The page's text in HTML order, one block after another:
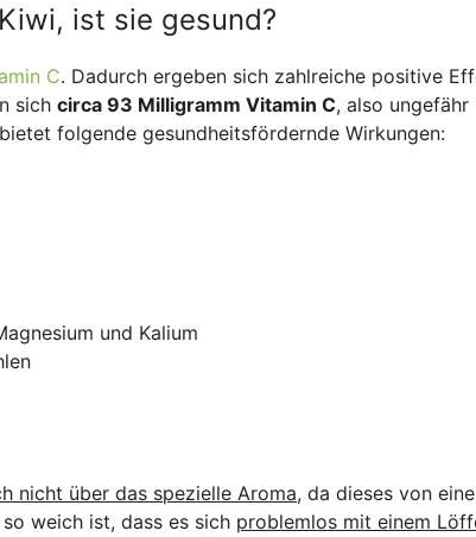
ist sie gesund?
C. Dadurch ergeben sich zahlreiche positive
sich circa 93 Milligramm Vitamin C, also ungefähr
folgende gesundheitsfördernde Wirkungen:
und Kalium
nicht über das spezielle Aroma, da dieses von
weich ist, dass es sich problemlos mit einem